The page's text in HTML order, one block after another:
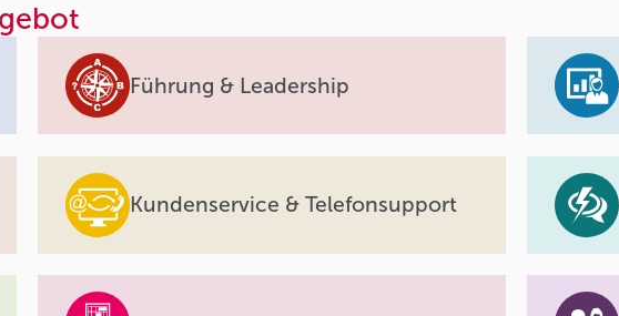
Führung & Leadership
Kundenservice & Telefonsupport